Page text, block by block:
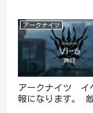
アークナイツ
アークナイツ イ
報になります。